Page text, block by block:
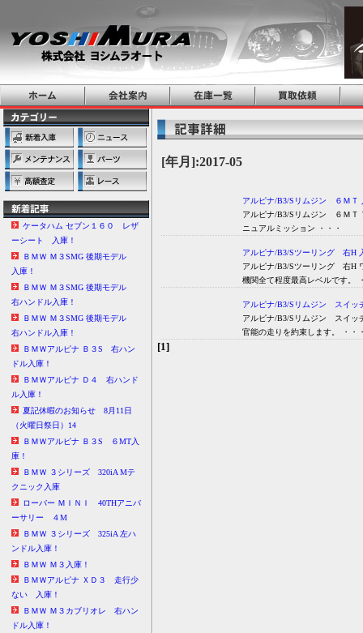
ケータハム セブン１６０ レザ
ーシート 入庫！
ＢＭＷ Ｍ３SMG 後期モデル
入庫！
ＢＭＷ Ｍ３SMG 後期モデル
右ハンドル入庫！
ＢＭＷ Ｍ３SMG 後期モデル
右ハンドル入庫！
ＢＭＷアルピナ Ｂ３S 右ハン
ドル入庫！
ＢＭＷアルピナ Ｄ４ 右ハンド
ル入庫！
夏記休暇のお知らせ 8月11日
（火曜日祭日）14
ＢＭＷアルピナ Ｂ３S ６MT入
庫！
ＢＭＷ ３シリーズ 320iA Mテ
クニック入庫
ローバー ＭＩＮＩ 40THアニバ
ーサリー ４M
ＢＭＷ ３シリーズ 325iA 左ハ
ンドル入庫！
ＢＭＷ Ｍ３入庫！
ＢＭＷアルピナ ＸＤ３ 走行少
ない 入庫！
ＢＭＷ Ｍ３カブリオレ 右ハン
ドル入庫！
[年月]:2017-05
アルピナ/B3/Sリムジン ６ＭＴ
アルピナ/B3/Sリムジン ６ＭＴ
ニュアルミッション ・・・
アルピナ/B3/Sツーリング 右H
アルピナ/B3/Sツーリング 右H
機関全て程度最高レベルです。
アルピナ/B3/Sリムジン スイッ
アルピナ/B3/Sリムジン スイッ
官能の走りを約束します。 ・・
[1]